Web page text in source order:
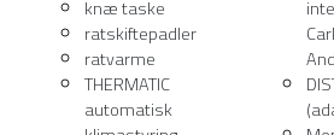
knæ taske
ratskiftepadler
ratvarme
THERMATIC
automatisk